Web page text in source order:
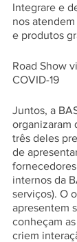
Integrare e
nos
e produtos
Road Show
COVID-19
Juntos, a
organizaram
três deles
de
internos da
serviços). O
apresentem
conheçam
criem